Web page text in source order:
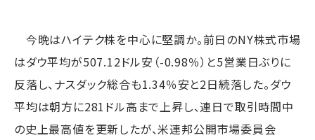
今晩はハイテク株を中心に堅調か。前日のNY株式市場
はダウ平均が507.12ドル安（-0.98％）と5営業日ぶりに
反落し、ナスダック総合も1.34％安と2日続落した。ダウ
平均は朝方に281ドル高まで上昇し、連日で取引時間中
の史上最高値を更新したが、米連邦公開市場委員会